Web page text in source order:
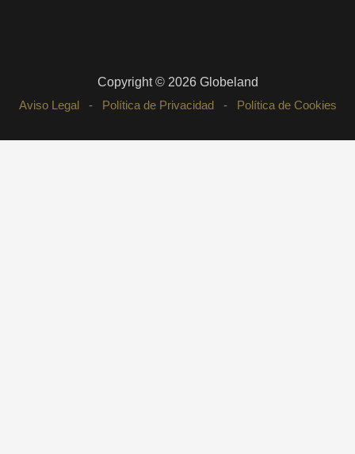
Copyright © 2026 Globeland
Aviso Legal- Política de Privacidad- Política de Cookies